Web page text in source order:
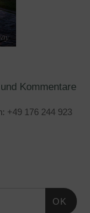
Kommentare
+49 176 244 923
OK